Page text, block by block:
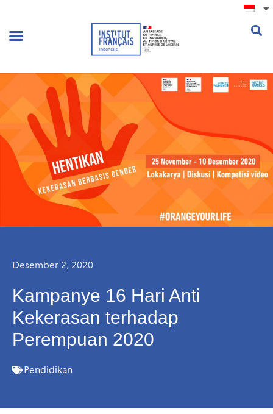
Desember 2, 2020
Kampanye 16 Hari Anti
Kekerasan terhadap
Perempuan 2020
Pendidikan